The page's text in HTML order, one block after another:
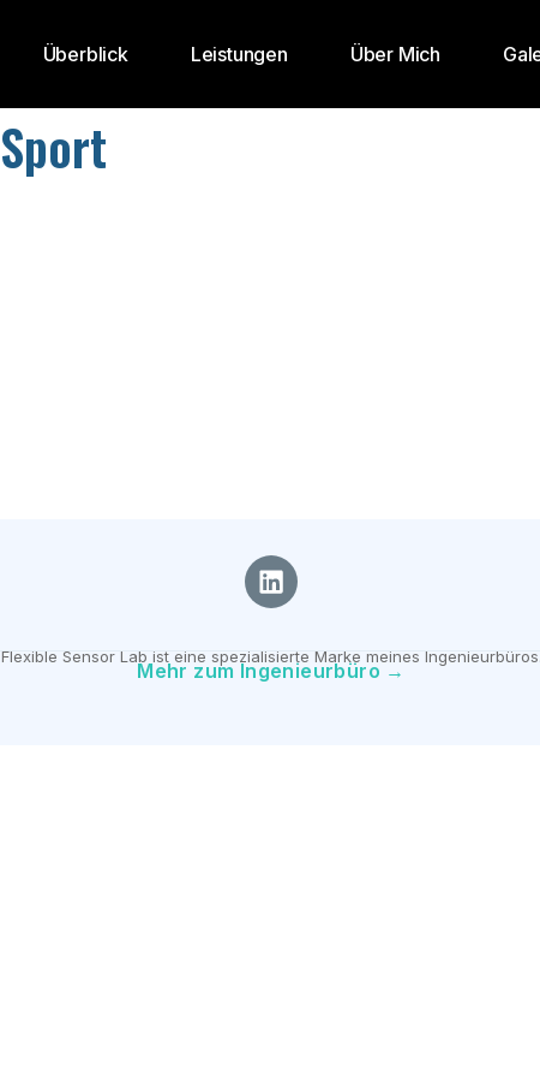
Überblick Leistungen Über Mich
Sport
Flexible Sensor Lab ist eine spezialisierte Marke meines Ingenieurbüros.
Mehr zum Ingenieurbüro →